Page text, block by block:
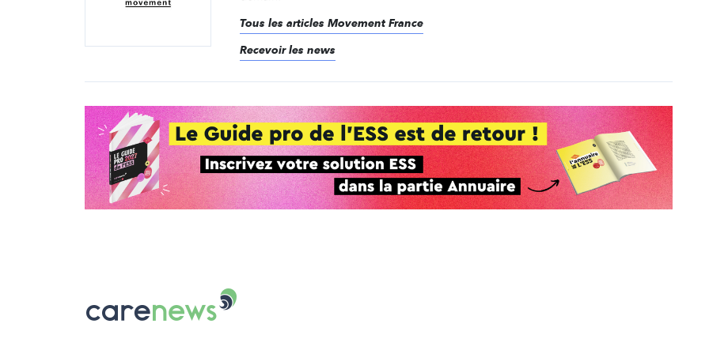
Tous les articles Movement France
Recevoir les news
Le